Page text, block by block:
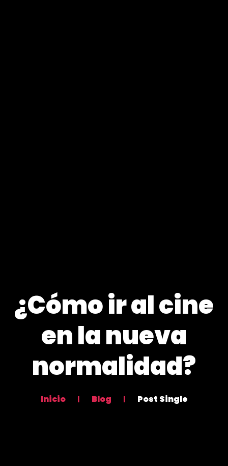
¿Cómo ir al cine
en la nueva
normalidad?
Inicio Blog Post Single